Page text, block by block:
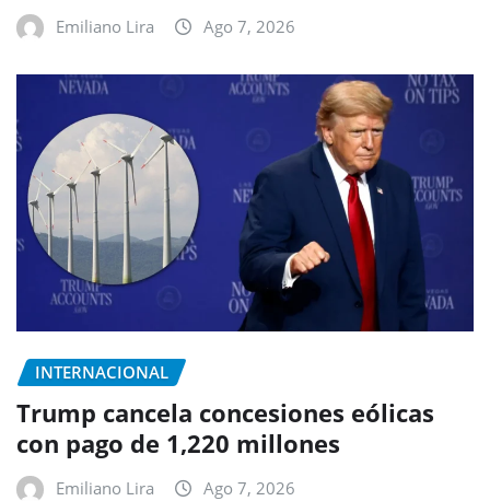
Emiliano Lira Ago 7, 2026
INTERNACIONAL
Trump cancela concesiones eólicas
con pago de 1,220 millones
Emiliano Lira Ago 7, 2026